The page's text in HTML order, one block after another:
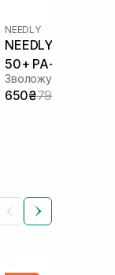
NEEDLY
NEEDLY Vegan
50+ PA++++ 50
650₴790₴